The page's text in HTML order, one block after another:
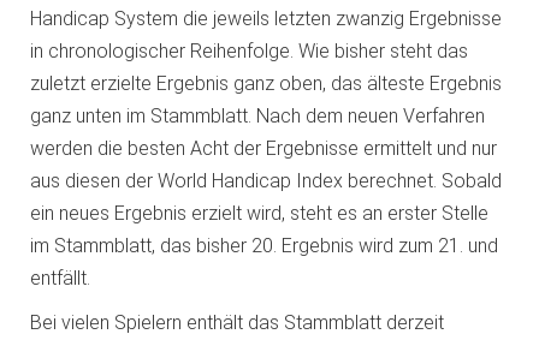
Handicap System die jeweils letzten zwanzig Ergebnisse
in chronologischer Reihenfolge. Wie bisher steht das
zuletzt erzielte Ergebnis ganz oben, das älteste Ergebnis
ganz unten im Stammblatt. Nach dem neuen Verfahren
werden die besten Acht der Ergebnisse ermittelt und nur
aus diesen der World Handicap Index berechnet. Sobald
ein neues Ergebnis erzielt wird, steht es an erster Stelle
im Stammblatt, das bisher 20. Ergebnis wird zum 21. und
entfällt.
Bei vielen Spielern enthält das Stammblatt derzeit